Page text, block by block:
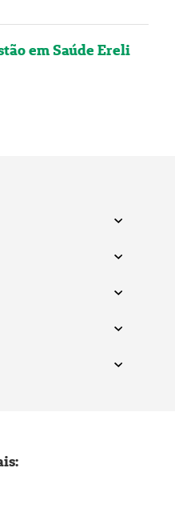
em Saúde Ereli